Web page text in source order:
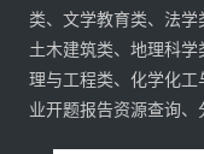
类、文学教育类、法学
土木建筑类、地理科
理与工程类、化学化
业开题报告资源查询、